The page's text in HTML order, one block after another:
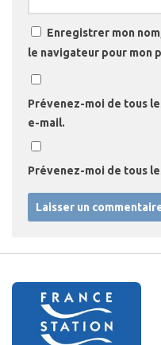
Enregistrer mon
le navigateur pour mon
Prévenez-moi de tous
e-mail.
Prévenez-moi de tous